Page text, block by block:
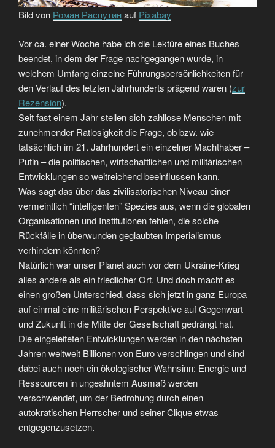
Bild von Роман Распутинauf Pixabay
Vor ca. einer Woche habe ich die Lektüre eines Buches
beendet, in dem der Frage nachgegangen wurde, in
welchem Umfang einzelne Führungspersönlichkeiten für
den Verlauf des letzten Jahrhunderts prägend waren (zur
Rezension).
Seit fast einem Jahr stellen sich zahllose Menschen mit
zunehmender Ratlosigkeit die Frage, ob bzw. wie
tatsächlich im 21. Jahrhundert ein einzelner Machthaber –
Putin – die politischen, wirtschaftlichen und militärischen
Entwicklungen so weitreichend beeinflussen kann.
Was sagt das über das zivilisatorischen Niveau einer
vermeintlich “intelligenten” Spezies aus, wenn die globalen
Organisationen und Institutionen fehlen, die solche
Rückfälle in überwunden geglaubten Imperialismus
verhindern könnten?
Natürlich war unser Planet auch vor dem Ukraine-Krieg
alles andere als ein friedlicher Ort. Und doch macht es
einen großen Unterschied, dass sich jetzt in ganz Europa
auf einmal eine militärischen Perspektive auf Gegenwart
und Zukunft in die Mitte der Gesellschaft gedrängt hat.
Die eingeleiteten Entwicklungen werden in den nächsten
Jahren weltweit Billionen von Euro verschlingen und sind
dabei auch noch ein ökologischer Wahnsinn: Energie und
Ressourcen in ungeahntem Ausmaß werden
verschwendet, um der Bedrohung durch einen
autokratischen Herrscher und seiner Clique etwas
entgegenzusetzen.